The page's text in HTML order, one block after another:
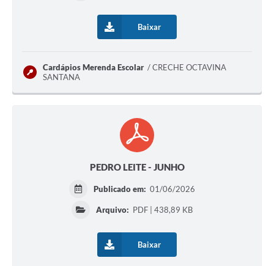
Baixar
Cardápios Merenda Escolar
CRECHE OCTAVINA
SANTANA
PEDRO LEITE - JUNHO
Publicado em: 01/06/2026
Arquivo: PDF | 438,89 KB
Baixar